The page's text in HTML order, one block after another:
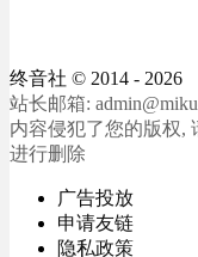
终音社 © 2014 - 2026
站长邮箱:
内容侵犯了您的版权,
进行删除
广告投放
申请友链
隐私政策